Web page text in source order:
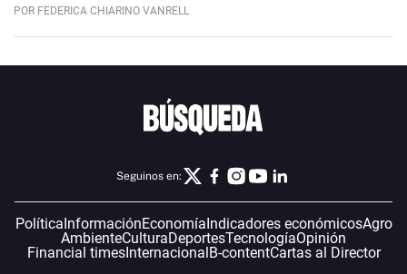
POR FEDERICA CHIARINO VANRELL
Seguinos en:
PolíticaInformaciónEconomíaIndicadores económicosAgro
AmbienteCulturaDeportesTecnologíaOpinión
Financial timesInternacionalB-contentCartas al Director